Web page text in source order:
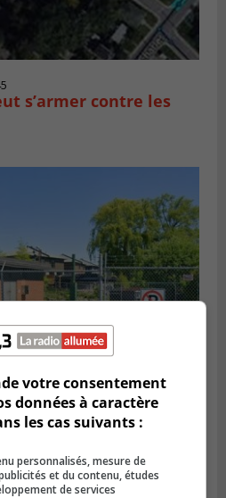
s’armer contre les
M$ pour moderniser
votre consentement
données à caractère
les cas suivants :
personnalisés, mesure de
et du contenu, études
de services